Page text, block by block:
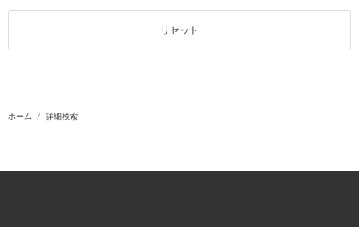
リセット
ホーム 詳細検索